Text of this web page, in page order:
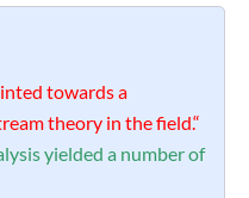
towards a
theory in the field.“
yielded a number of